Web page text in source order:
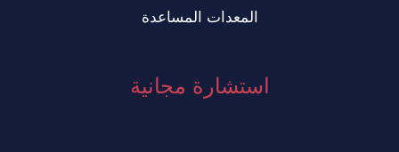
المعدات المساعدة
استشارة مجانية